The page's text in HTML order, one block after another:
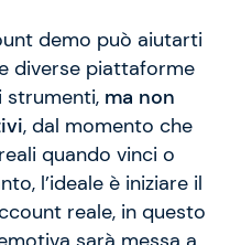
demo può aiutarti
diverse piattaforme
strumenti, ma non
, dal momento che
quando vinci o
l’ideale è iniziare il
reale, in questo